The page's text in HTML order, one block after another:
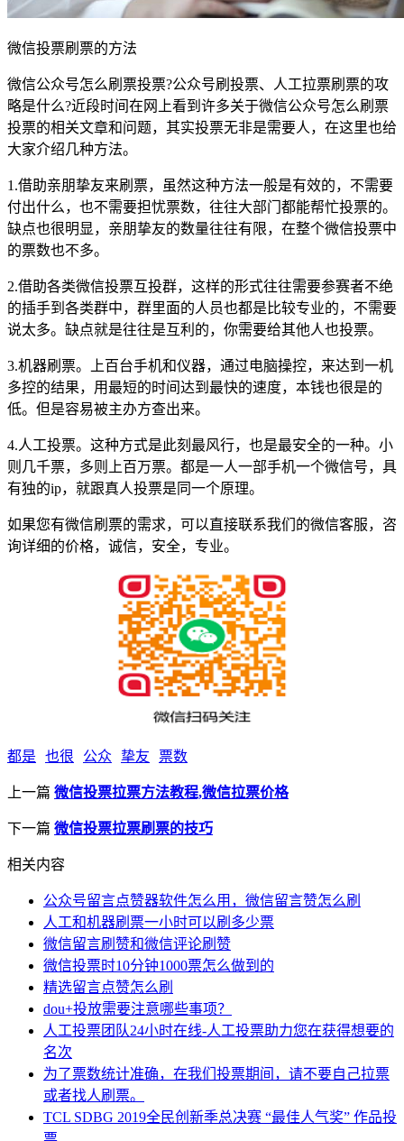
微信投票刷票的方法
微信公众号怎么刷票投票?公众号刷投票、人工拉票刷票的攻
略是什么?近段时间在网上看到许多关于微信公众号怎么刷票
投票的相关文章和问题，其实投票无非是需要人，在这里也给
大家介绍几种方法。
1.借助亲朋挚友来刷票，虽然这种方法一般是有效的，不需要
付出什么，也不需要担忧票数，往往大部门都能帮忙投票的。
缺点也很明显，亲朋挚友的数量往往有限，在整个微信投票中
的票数也不多。
2.借助各类微信投票互投群，这样的形式往往需要参赛者不绝
的插手到各类群中，群里面的人员也都是比较专业的，不需要
说太多。缺点就是往往是互利的，你需要给其他人也投票。
3.机器刷票。上百台手机和仪器，通过电脑操控，来达到一机
多控的结果，用最短的时间达到最快的速度，本钱也很是的
低。但是容易被主办方查出来。
4.人工投票。这种方式是此刻最风行，也是最安全的一种。小
则几千票，多则上百万票。都是一人一部手机一个微信号，具
有独的ip，就跟真人投票是同一个原理。
如果您有微信刷票的需求，可以直接联系我们的微信客服，咨
询详细的价格，诚信，安全，专业。
都是 也很 公众 挚友 票数
上一篇 微信投票拉票方法教程,微信拉票价格
下一篇 微信投票拉票刷票的技巧
相关内容
公众号留言点赞器软件怎么用，微信留言赞怎么刷
人工和机器刷票一小时可以刷多少票
微信留言刷赞和微信评论刷赞
微信投票时10分钟1000票怎么做到的
精选留言点赞怎么刷
dou+投放需要注意哪些事项？
人工投票团队24小时在线-人工投票助力您在获得想要的
名次
为了票数统计准确，在我们投票期间，请不要自己拉票
或者找人刷票。
TCL SDBG 2019全民创新季总决赛 “最佳人气奖” 作品投